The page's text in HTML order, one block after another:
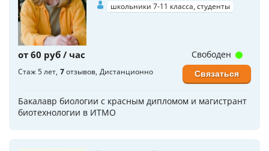
школьники 7-11 класса, студенты
от 60 руб / час
Стаж 5 лет 7отзывов Дистанционно
Бакалавр биологии с красным дипломом и магистрант
биотехнологии в ИТМО
Свободен
Связаться